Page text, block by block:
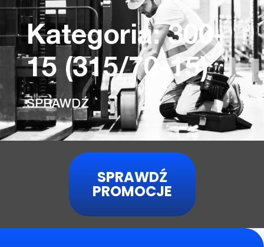
Kategoria: 300-
15 (315/70-15)
SPRAWDŹ
SPRAWDŹ
PROMOCJE